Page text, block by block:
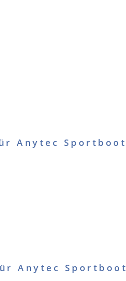
Anytec Sportboot
Anytec Sportboot